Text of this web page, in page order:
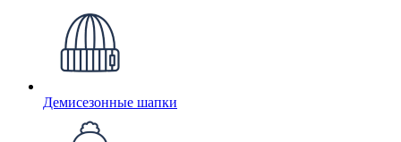
Демисезонные шапки